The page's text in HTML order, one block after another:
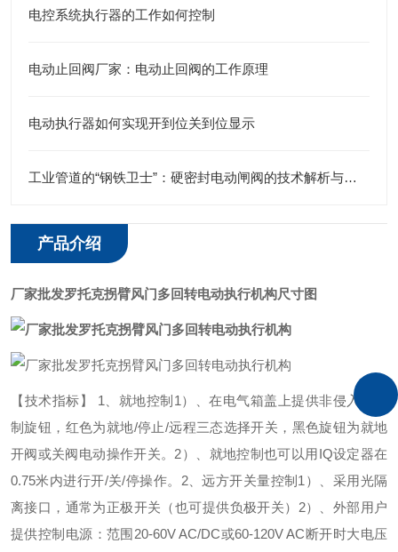
电控系统执行器的工作如何控制
电动止回阀厂家：电动止回阀的工作原理
电动执行器如何实现开到位关到位显示
工业管道的“钢铁卫士”：硬密封电动闸阀的技术解析与应用实践
产品介绍
厂家批发罗托克拐臂风门多回转电动执行机构尺寸图
【技术指标】 1 、就地控制 1 ）、在电气箱盖上提供非侵入式控
制旋钮，红色为就地/停止/远程三态选择开关，黑色旋钮为就地
开阀或关阀电动操作开关。 2）、就地控制也可以用 IQ设定器在
0.75米内进行开/关/停操作。 2、远方开关量控制 1 ）、采用光隔
离接口，通常为正极开关（也可提供负极开关） 2）、外部用户
提供控制电源：范围 20-60V AC/DC或60-120V AC断开时大电压